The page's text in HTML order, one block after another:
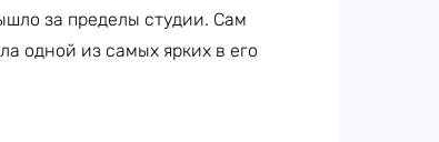
за пределы студии. Сам
одной из самых ярких в его